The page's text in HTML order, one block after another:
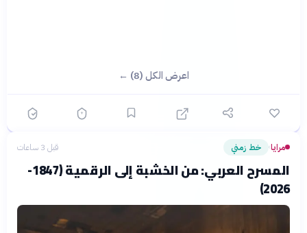
اعرض الكل (8) ←
مرايا› خط زمني قبل 3 ساعات
المسرح العربي: من الخشبة إلى الرقمية (1847-
2026)